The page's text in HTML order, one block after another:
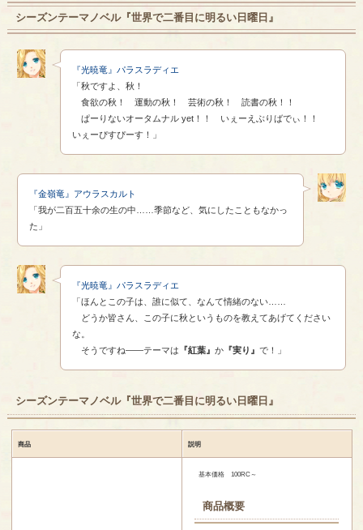
シーズンテーマノベル『世界で二番目に明るい日曜日』
『光暁竜』パラスラディエ
「秋ですよ、秋！
食欲の秋！ 運動の秋！ 芸術の秋！ 読書の秋！！
ぱーりないオータムナル yet！！ いぇーえぶりばでぃ！！
いぇーぴすぴーす！」
『金嶺竜』アウラスカルト
「我が二百五十余の生の中……季節など、気にしたこともなかっ
た」
『光暁竜』パラスラディエ
「ほんとこの子は、誰に似て、なんて情緒のない……
どうか皆さん、この子に秋というものを教えてあげてください
な。
そうですね――テーマは 『紅葉』 か『実り』 で！」
シーズンテーマノベル『世界で二番目に明るい日曜日』
商品 説明
基本価格 100RC～
商品概要